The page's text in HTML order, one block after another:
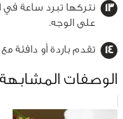
نتركها تبرد ساعة في
على الوجه.
تقدم باردة أو دافئة
الوصفات